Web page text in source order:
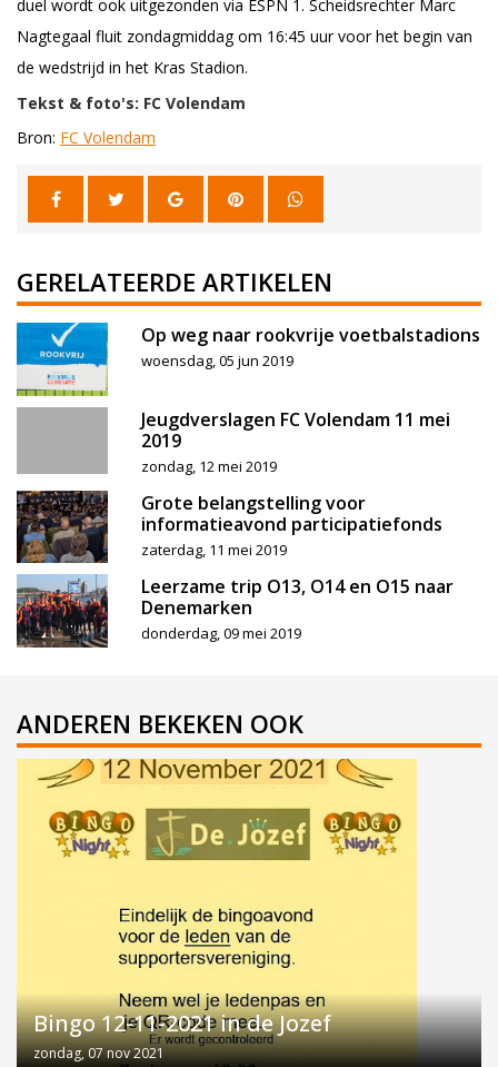
duel wordt ook uitgezonden via ESPN 1. Scheidsrechter Marc
Nagtegaal fluit zondagmiddag om 16:45 uur voor het begin van
de wedstrijd in het Kras Stadion.
Tekst & foto's: FC Volendam
Bron: FC Volendam
GERELATEERDE ARTIKELEN
Op weg naar rookvrije voetbalstadions
woensdag, 05 jun 2019
Jeugdverslagen FC Volendam 11 mei
2019
zondag, 12 mei 2019
Grote belangstelling voor
informatieavond participatiefonds
zaterdag, 11 mei 2019
Leerzame trip O13, O14 en O15 naar
Denemarken
donderdag, 09 mei 2019
ANDEREN BEKEKEN OOK
Bingo 12-11-2021 in de Jozef
zondag, 07 nov 2021